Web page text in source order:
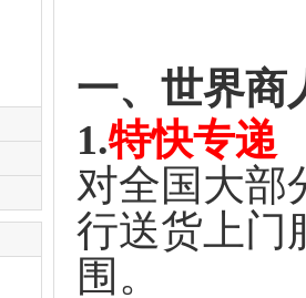
一、世界商
1.特快专递
对全国大部
行送货上门
围。